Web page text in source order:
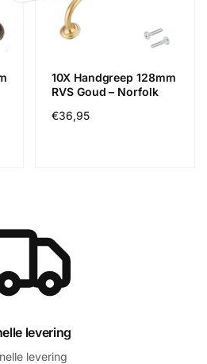
10X Handgreep 128mm
RVS Goud – Norfolk
Normale
€36,95
levering
levering